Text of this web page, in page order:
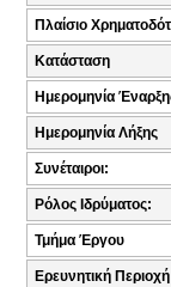
Πλαίσιο
Κατάσταση
Ημερομηνία
Ημερομηνία Λήξης
Συνέταιροι:
Ρόλος Ιδρύματος:
Τμήμα Έργου
Ερευνητική Περιοχή